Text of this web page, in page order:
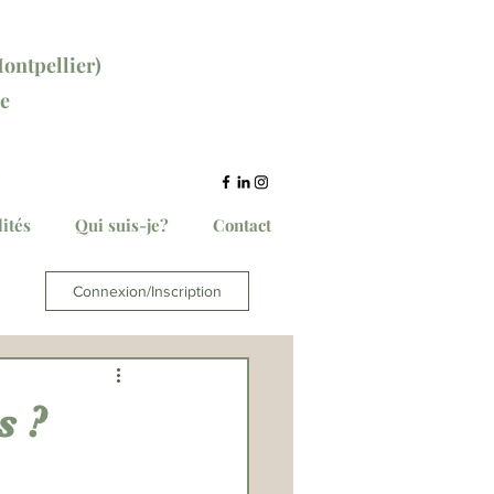
Qui suis-je? Contact
Connexion/Inscription
?